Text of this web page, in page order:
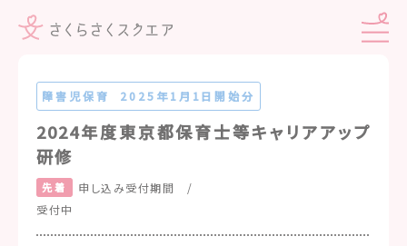
障害児保育 2025年1月1日開始分
2024年度東京都保育士等キャリアアップ
研修
先着
申し込み受付期間 /
受付中